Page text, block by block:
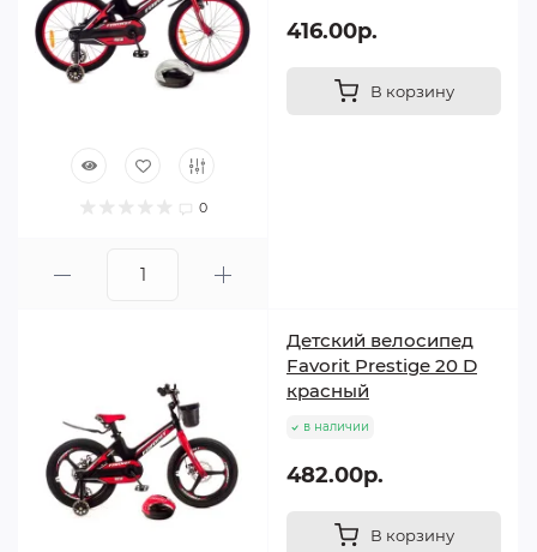
0
416.00р.
В корзину
Детский велосипед
Favorit Prestige 20 D
красный
в наличии
482.00р.
В корзину